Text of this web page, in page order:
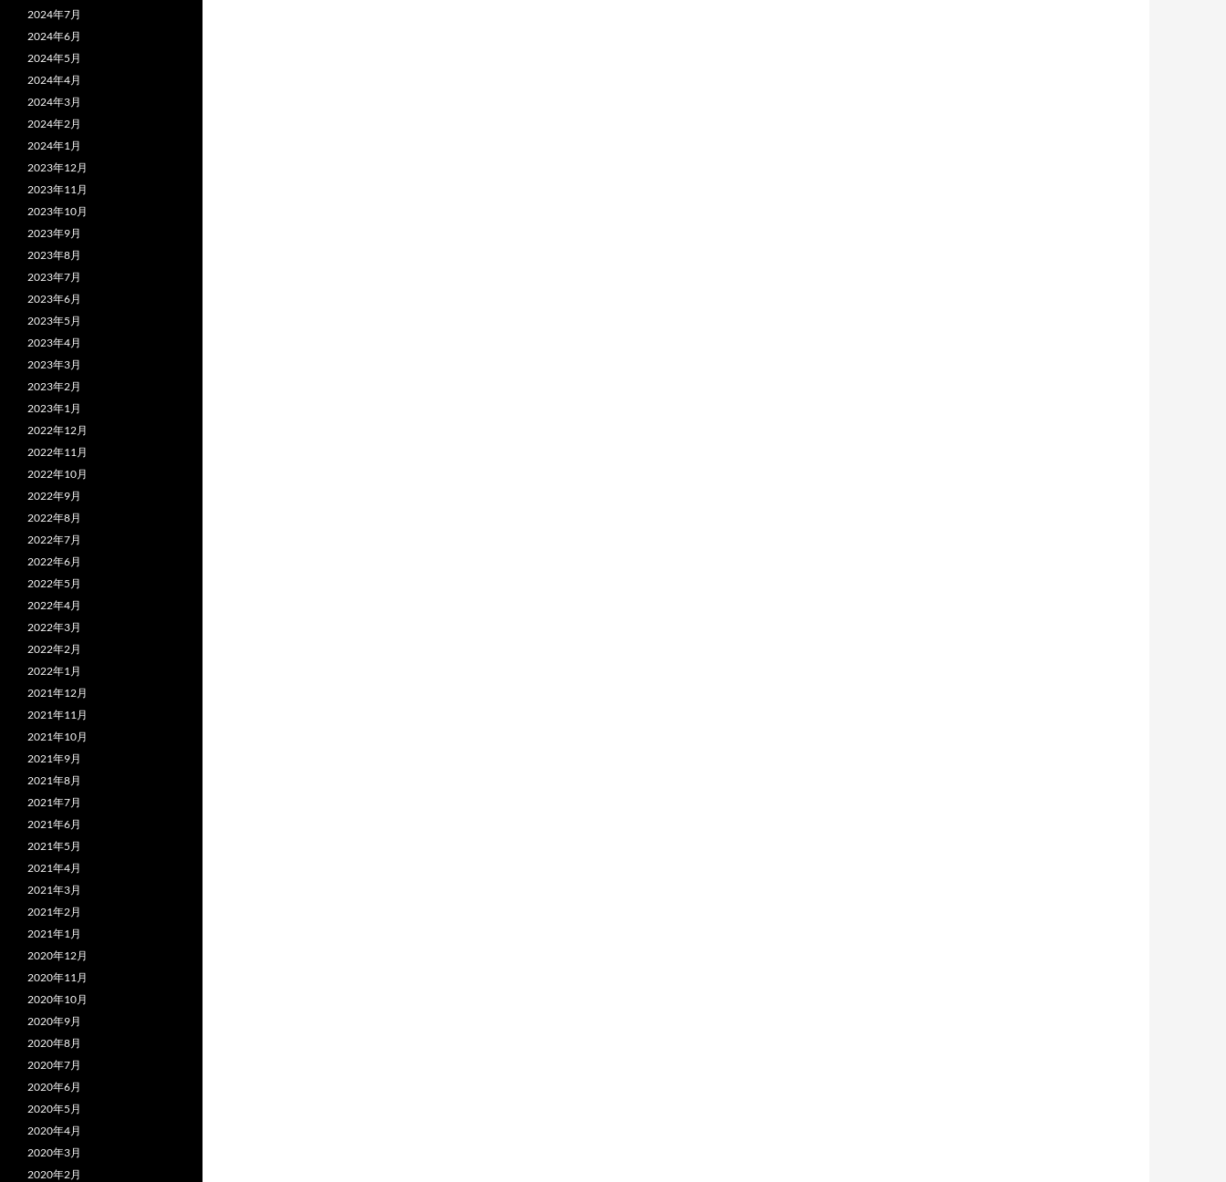
2024年7月
2024年6月
2024年5月
2024年4月
2024年3月
2024年2月
2024年1月
2023年12月
2023年11月
2023年10月
2023年9月
2023年8月
2023年7月
2023年6月
2023年5月
2023年4月
2023年3月
2023年2月
2023年1月
2022年12月
2022年11月
2022年10月
2022年9月
2022年8月
2022年7月
2022年6月
2022年5月
2022年4月
2022年3月
2022年2月
2022年1月
2021年12月
2021年11月
2021年10月
2021年9月
2021年8月
2021年7月
2021年6月
2021年5月
2021年4月
2021年3月
2021年2月
2021年1月
2020年12月
2020年11月
2020年10月
2020年9月
2020年8月
2020年7月
2020年6月
2020年5月
2020年4月
2020年3月
2020年2月